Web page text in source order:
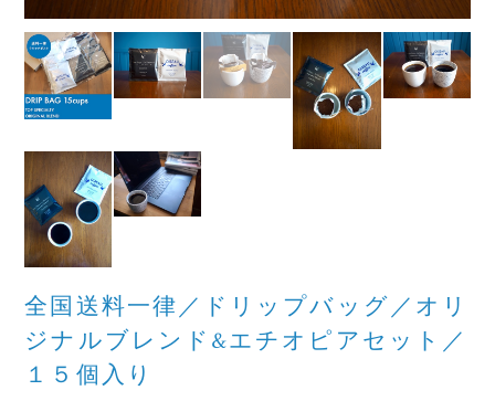
全国送料一律／ドリップバッグ／オリ
ジナルブレンド&エチオピアセット／
１５個入り